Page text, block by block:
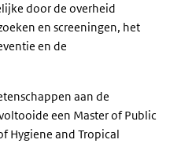
door de overheid
en screeningen, het
en de
aan de
een Master of Public
Hygiene and Tropical